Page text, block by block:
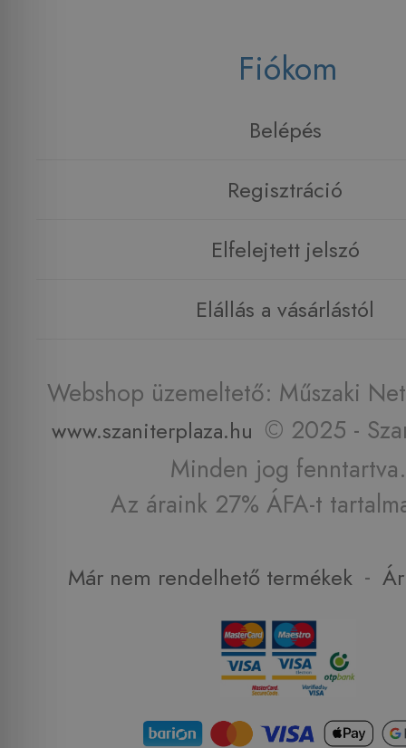
Fiókom
Belépés
Regisztráció
Elfelejtett jelszó
Elállás a vásárlástól
Webshop üzemeltető: Műszaki
www.szaniterplaza.hu © 2025 -
Minden jog fenntartva.
Az áraink 27% ÁFA-t
Már nem rendelhető termékek -